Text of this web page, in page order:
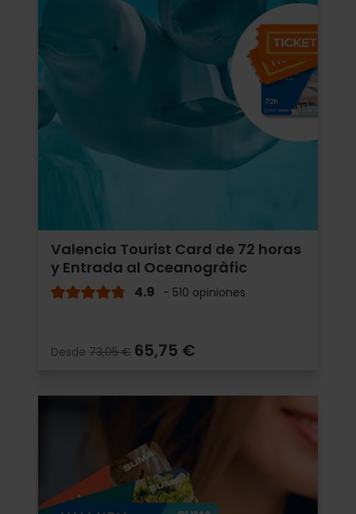
Valencia Tourist Card de 72 horas
y Entrada al Oceanogràfic
4.9 - 510 opiniones
Desde 73,05 € 65,75 €